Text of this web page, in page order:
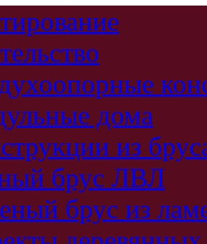
дома
из
брус ЛВЛ
брус из